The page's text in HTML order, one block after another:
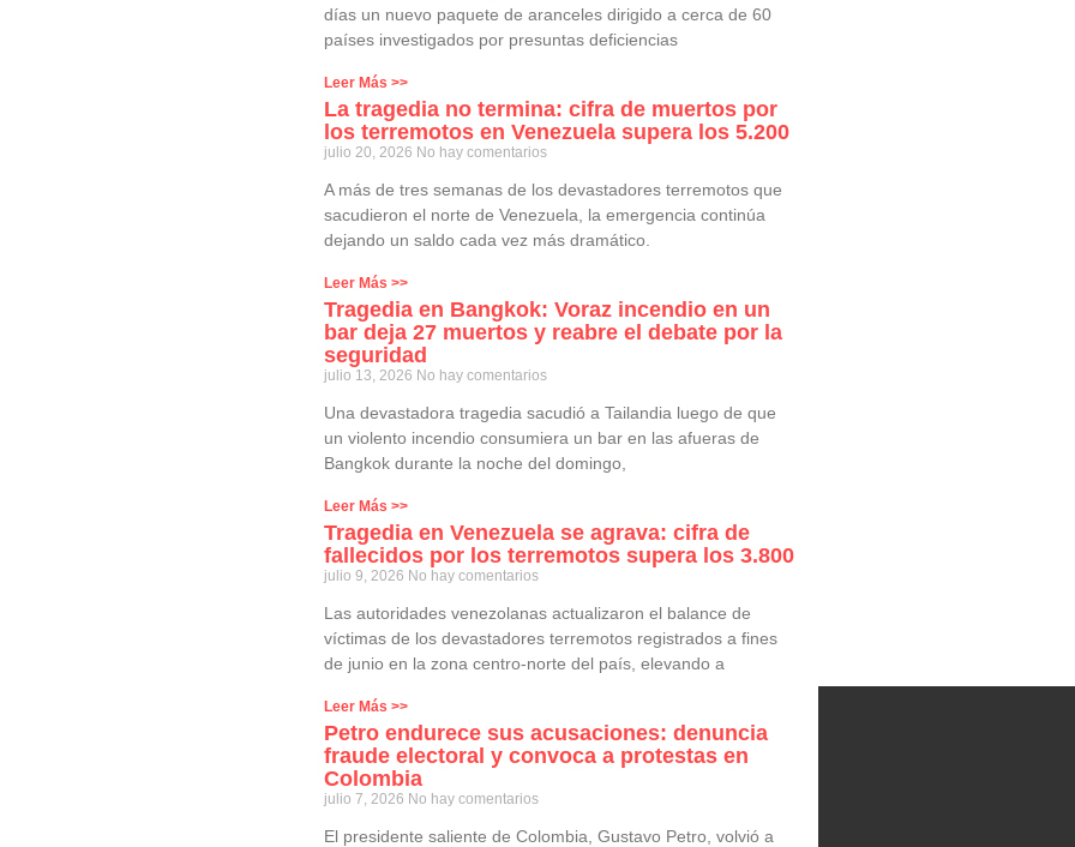
días un nuevo paquete de aranceles dirigido a cerca de 60
países investigados por presuntas deficiencias
Leer Más >>
La tragedia no termina: cifra de muertos por
los terremotos en Venezuela supera los 5.200
julio 20, 2026 No hay comentarios
A más de tres semanas de los devastadores terremotos que
sacudieron el norte de Venezuela, la emergencia continúa
dejando un saldo cada vez más dramático.
Leer Más >>
Tragedia en Bangkok: Voraz incendio en un
bar deja 27 muertos y reabre el debate por la
seguridad
julio 13, 2026 No hay comentarios
Una devastadora tragedia sacudió a Tailandia luego de que
un violento incendio consumiera un bar en las afueras de
Bangkok durante la noche del domingo,
Leer Más >>
Tragedia en Venezuela se agrava: cifra de
fallecidos por los terremotos supera los 3.800
julio 9, 2026 No hay comentarios
Las autoridades venezolanas actualizaron el balance de
víctimas de los devastadores terremotos registrados a fines
de junio en la zona centro-norte del país, elevando a
Leer Más >>
Petro endurece sus acusaciones: denuncia
fraude electoral y convoca a protestas en
Colombia
julio 7, 2026 No hay comentarios
El presidente saliente de Colombia, Gustavo Petro, volvió a